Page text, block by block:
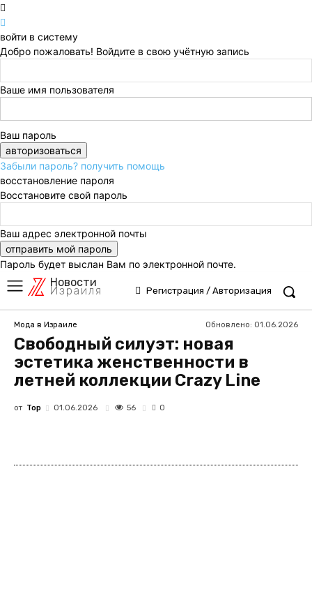
войти в систему
Добро пожаловать! Войдите в свою учётную запись
Ваше имя пользователя
Ваш пароль
Забыли пароль? получить помощь
восстановление пароля
Восстановите свой пароль
Ваш адрес электронной почты
Пароль будет выслан Вам по электронной почте.
Новости
Израиля Регистрация / Авторизация
Мода в Израиле Обновлено: 01.06.2026
Свободный силуэт: новая
эстетика женственности в
летней коллекции Crazy Line
от Top 01.06.2026 56 0